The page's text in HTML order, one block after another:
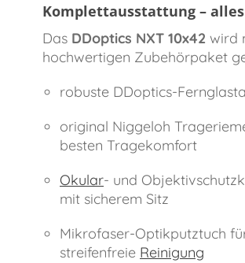
Komplettausstattung –
Das DDoptics NXT 10x42 wird
hochwertigen Zubehörpaket
robuste DDoptics-
original Niggeloh
besten Tragekomfort
Okular- und
mit sicherem Sitz
Mikrofaser-Optikputztuch
streifenfreie Reinigung